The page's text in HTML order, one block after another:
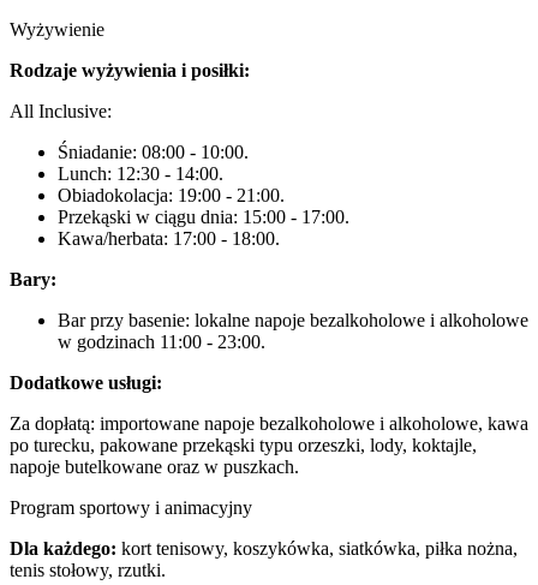
Wyżywienie
Rodzaje wyżywienia i posiłki:
All Inclusive:
Śniadanie: 08:00 - 10:00.
Lunch: 12:30 - 14:00.
Obiadokolacja: 19:00 - 21:00.
Przekąski w ciągu dnia: 15:00 - 17:00.
Kawa/herbata: 17:00 - 18:00.
Bary:
Bar przy basenie: lokalne napoje bezalkoholowe i alkoholowe
w godzinach 11:00 - 23:00.
Dodatkowe usługi:
Za dopłatą: importowane napoje bezalkoholowe i alkoholowe, kawa
po turecku, pakowane przekąski typu orzeszki, lody, koktajle,
napoje butelkowane oraz w puszkach.
Program sportowy i animacyjny
Dla każdego: kort tenisowy, koszykówka, siatkówka, piłka nożna,
tenis stołowy, rzutki.